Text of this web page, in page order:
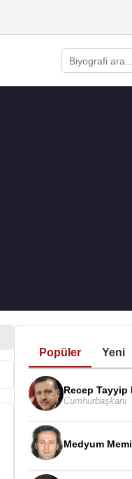
Popüler Yeni
Recep Tayyip
Cumhurbaşkanı
Medyum